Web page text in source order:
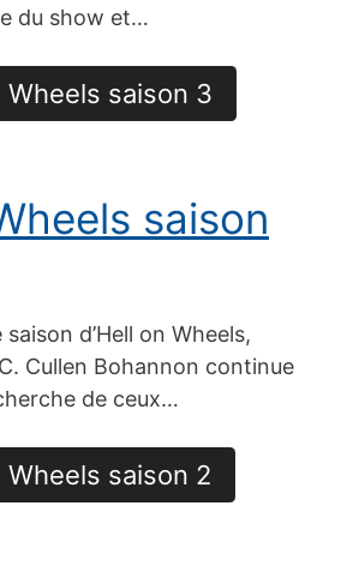
du show et…
Wheels saison 3
saison
d’Hell on Wheels,
Cullen Bohannon continue
de ceux…
Wheels saison 2